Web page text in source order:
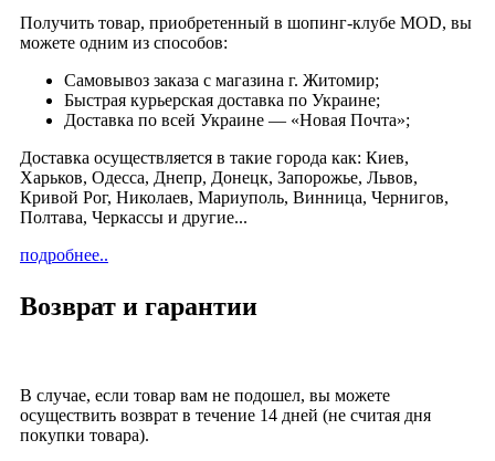
Получить товар, приобретенный в шопинг-клубе MOD, вы
можете одним из способов:
Cамовывоз заказа с магазина г. Житомир;
Быстрая курьерская доставка по Украине;
Доставка по всей Украине — «Новая Почта»;
Доставка осуществляется в такие города как: Киев,
Харьков, Одесса, Днепр, Донецк, Запорожье, Львов,
Кривой Рог, Николаев, Мариуполь, Винница, Чернигов,
Полтава, Черкассы и другие...
подробнее..
Возврат и гарантии
В случае, если товар вам не подошел, вы можете
осуществить возврат в течение 14 дней (не считая дня
покупки товара).